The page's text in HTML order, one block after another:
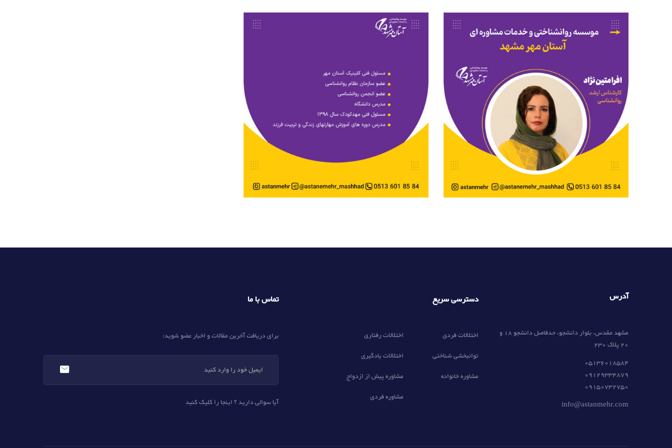
آدرس
مشهد مقدس، بلوار دانشجو، حدفاصل دانشجو 18 و
20 پلاک 230
05136018584
09129334879
09150732750
info@astanmehr.com
دسترسی سریع
اختلالات رفتاری
اختلالات فردی
اختلالات یادگیری
توانبخشی شناختی
مشاوره پیش از ازدواج
مشاوره خانواده
مشاوره فردی
تماس با ما
برای دریافت آخرین مقالات و اخبار عضو شوید:
آیا سوالی دارید ؟ اینجا را کلیک کنید